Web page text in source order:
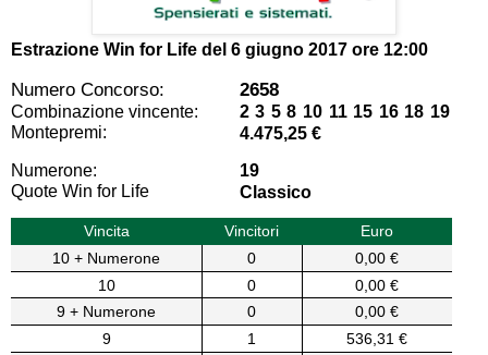
Estrazione Win for Life del 6 giugno 2017 ore 12:00
Numero Concorso: 2658
Combinazione vincente:
2 3 5 8 10 11 15 16 18 19
Montepremi:
4.475,25 €
Numerone:
19
Quote Win for Life
Classico
Vincita Vincitori
Euro
10 + Numerone
0
0,00 €
10
0
0,00 €
9 + Numerone
0
0,00 €
9
1
536,31 €